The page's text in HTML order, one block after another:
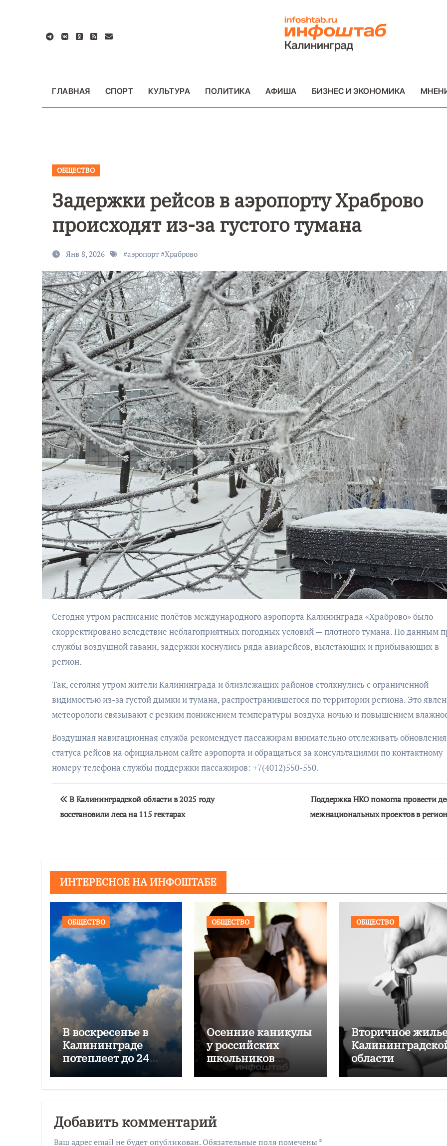
содержанию
ГЛАВНАЯ СПОРТ КУЛЬТУРА ПОЛИТИКА АФИША БИЗНЕС И ЭКОНОМИКА
ОБЩЕСТВО
Задержки рейсов в аэропорту Храброво
происходят из-за густого тумана
Янв 8, 2026 #аэропорт #Храброво
Сегодня утром расписание полётов международного аэропорта Калининграда «Храброво» было
скорректировано вследствие неблагоприятных погодных условий — плотного тумана. По данным
службы воздушной гавани, задержки коснулись ряда авиарейсов, вылетающих и прибывающих в
регион.
Так, сеголня утром жители Калининграда и близлежащих районов столкнулись с ограниченной
видимостью из-за густой дымки и тумана, распространившегося по территории региона. Это
метеорологи связывают с резким понижением температуры воздуха ночью и повышением
Воздушная навигационная служба рекомендует пассажирам внимательно отслеживать обновления
статуса рейсов на официальном сайте аэропорта и обращаться за консультациями по контактному
номеру телефона службы поддержки пассажиров: +7(4012)550-550.
Навигация
по
В Калининградской области в 2025 году
восстановили леса на 115 гектарах
Поддержка НКО помогла провести
межнациональных проектов в
ИНТЕРЕСНОЕ НА ИНФОШТАБЕ
ОБЩЕСТВО
В воскресенье в
Калининграде
потеплеет до 24
градусов
ОБЩЕСТВО
Осенние каникулы
у российских
школьников
продлятся дольше
ОБЩЕСТВО
Вторичное
области
подорожало на
Добавить комментарий
Ваш адрес email не будет опубликован. Обязательные поля помечены *
9 Мая — День
Победы!
Уникальное
северное
сияние
запечатлели
над Балтикой
как
после
бурана
АФИША
Музыкально-
поэтический
моноспектакль
«Исповедь в четыре
четверти пути»
АФИША
КУЛЬТУРА
ОБЩЕСТВО
Николай Патрушев
проведение в
Калининграде
морского фестиваля
АФИША
ОБЩЕСТВО
Организаторы
фестиваля
«Открытое
объявили даты
проведения!